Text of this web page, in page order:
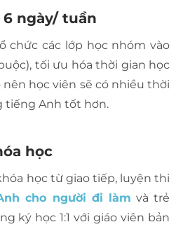
ngày/ tuần
chức các lớp học nhóm vào
tối ưu hóa thời gian học
học viên sẽ có nhiều thời
tiếng Anh tốt hơn.
học
học từ giao tiếp, luyện thi
cho người đi làm và trẻ
ký học 1:1 với giáo viên bản